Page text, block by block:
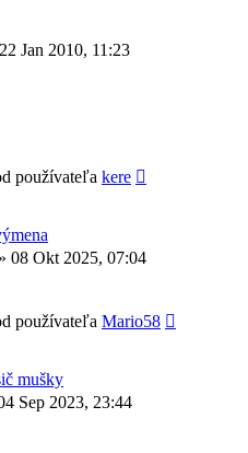
22 Jan 2010, 11:23
používateľa kere
» 08 Okt 2025, 07:04
používateľa Mario58
mušky
Sep 2023, 23:44